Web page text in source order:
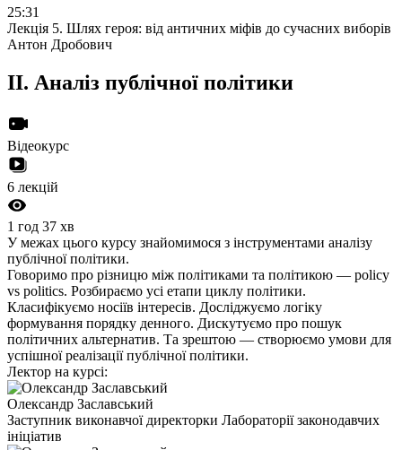
25:31
Лекція 5. Шлях героя: від античних міфів до сучасних виборів
Антон Дробович
II. Аналіз публічної політики
Відеокурс
6 лекцій
1 год 37 хв
У межах цього курсу знайомимося з інструментами аналізу
публічної політики.
Говоримо про різницю між політиками та політикою — policy
vs politics. Розбираємо усі етапи циклу політики.
Класифікуємо носіїв інтересів. Досліджуємо логіку
формування порядку денного. Дискутуємо про пошук
політичних альтернатив. Та зрештою — створюємо умови для
успішної реалізації публічної політики.
Лектор на курсі:
Олександр Заславський
Заступник виконавчої директорки Лабораторії законодавчих
ініціатив